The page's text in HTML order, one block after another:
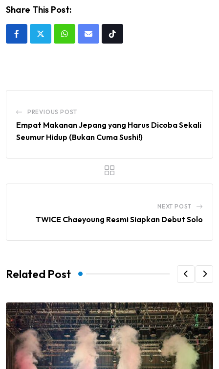
Share This Post:
Whatsapp
Share
Tiktok
PREVIOUS POST
Empat Makanan Jepang yang Harus Dicoba Sekali
Seumur Hidup (Bukan Cuma Sushi!)
NEXT POST
TWICE Chaeyoung Resmi Siapkan Debut Solo
Related Post